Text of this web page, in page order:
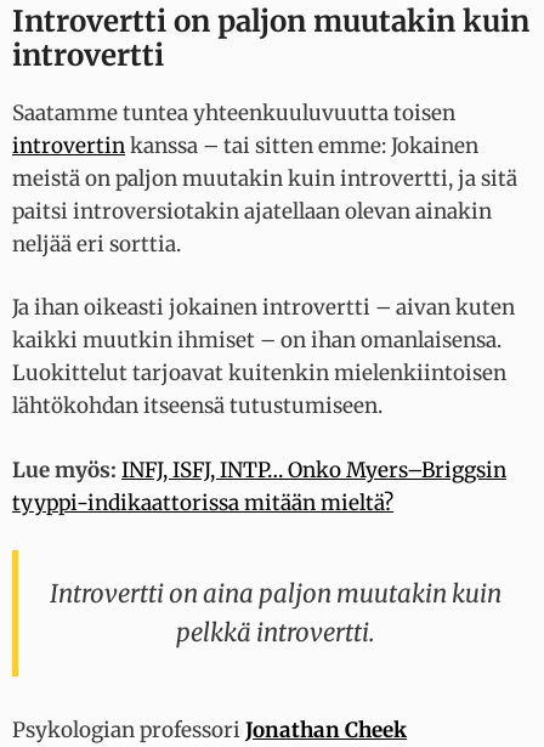
Introvertti on paljon muutakin kuin
introvertti
Saatamme tuntea yhteenkuuluvuutta toisen
introvertinkanssa – tai sitten emme: Jokainen
meistä on paljon muutakin kuin introvertti, ja sitä
paitsi introversiotakin ajatellaan olevan ainakin
neljää eri sorttia.
Ja ihan oikeasti jokainen introvertti – aivan kuten
kaikki muutkin ihmiset – on ihan omanlaisensa.
Luokittelut tarjoavat kuitenkin mielenkiintoisen
lähtökohdan itseensä tutustumiseen.
Lue myös: INFJ, ISFJ, INTP… Onko Myers–Briggsin
tyyppi-indikaattorissa mitään mieltä?
Introvertti on aina paljon muutakin kuin
pelkkä introvertti.
Psykologian professori Jonathan Cheek